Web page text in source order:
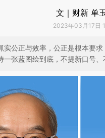
文｜财新 单
2023年03月17日
实公正与效率，公正是根本要
张蓝图绘到底，不提新口号、